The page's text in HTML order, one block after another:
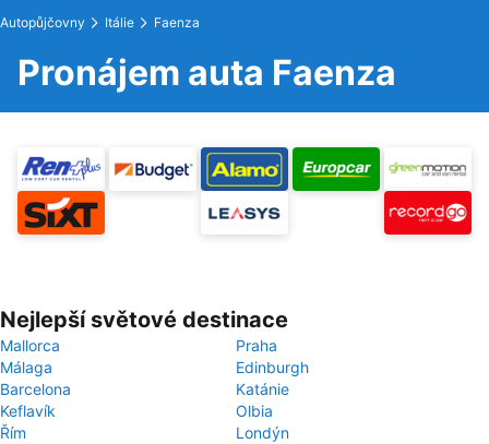
Autopůjčovny Itálie Faenza
Pronájem auta Faenza
Nejlepší světové destinace
Mallorca
Praha
Málaga
Edinburgh
Barcelona
Katánie
Keflavík
Olbia
Řím
Londýn